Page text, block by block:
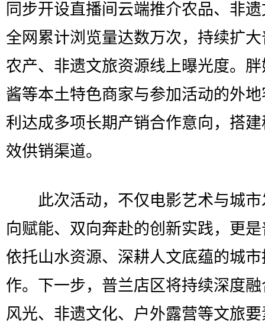
同步开设直播间云端推介农品、非
全网累计浏览量达数万次，持续扩
农产、非遗文旅资源线上曝光度。
酱等本土特色商家与参加活动的外
利达成多项长期产销合作意向，搭
效供销渠道。
此次活动，不仅电影艺术与城市
向赋能、双向奔赴的创新实践，更
依托山水资源、深耕人文底蕴的城
作。下一步，普兰店区将持续深度
风光、非遗文化、户外露营等文旅